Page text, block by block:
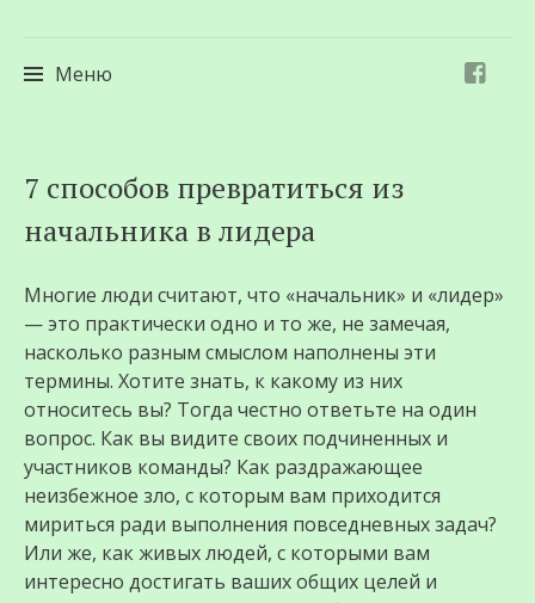
Меню
к
содержимому
7 способов превратиться из
начальника в лидера
Многие люди считают, что «начальник» и «лидер»
— это практически одно и то же, не замечая,
насколько разным смыслом наполнены эти
термины. Хотите знать, к какому из них
относитесь вы? Тогда честно ответьте на один
вопрос. Как вы видите своих подчиненных и
участников команды? Как раздражающее
неизбежное зло, с которым вам приходится
мириться ради выполнения повседневных задач?
Или же, как живых людей, с которыми вам
интересно достигать ваших общих целей и